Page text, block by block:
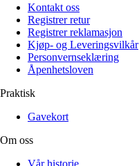
Kontakt oss
Registrer retur
Registrer reklamasjon
Kjøp- og Leveringsvilkår
Personvernseklæring
Åpenhetsloven
Praktisk
Gavekort
Om oss
Vår historie